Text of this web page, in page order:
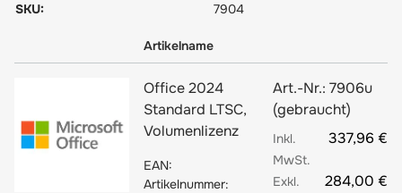
SKU: 7904
Artikelname
Office 2024
Standard LTSC,
Volumenlizenz
EAN:
Artikelnummer:
Art.-Nr.: 7906u
(gebraucht)
337,96 €
284,00 €